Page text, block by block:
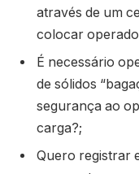
através de um
colocar
É necessário
de sólidos
segurança ao
carga?;
Quero registrar